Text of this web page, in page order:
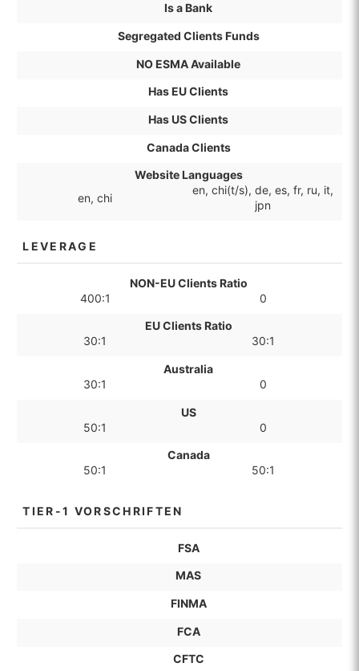
Is a Bank
Segregated Clients Funds
NO ESMA Available
Has EU Clients
Has US Clients
Canada Clients
Website Languages
en, chi
en, chi(t/s), de, es, fr, ru, it,
jpn
LEVERAGE
NON-EU Clients Ratio
400:1
0
EU Clients Ratio
30:1
30:1
Australia
30:1
0
US
50:1
0
Canada
50:1
50:1
TIER-1 VORSCHRIFTEN
FSA
MAS
FINMA
FCA
CFTC